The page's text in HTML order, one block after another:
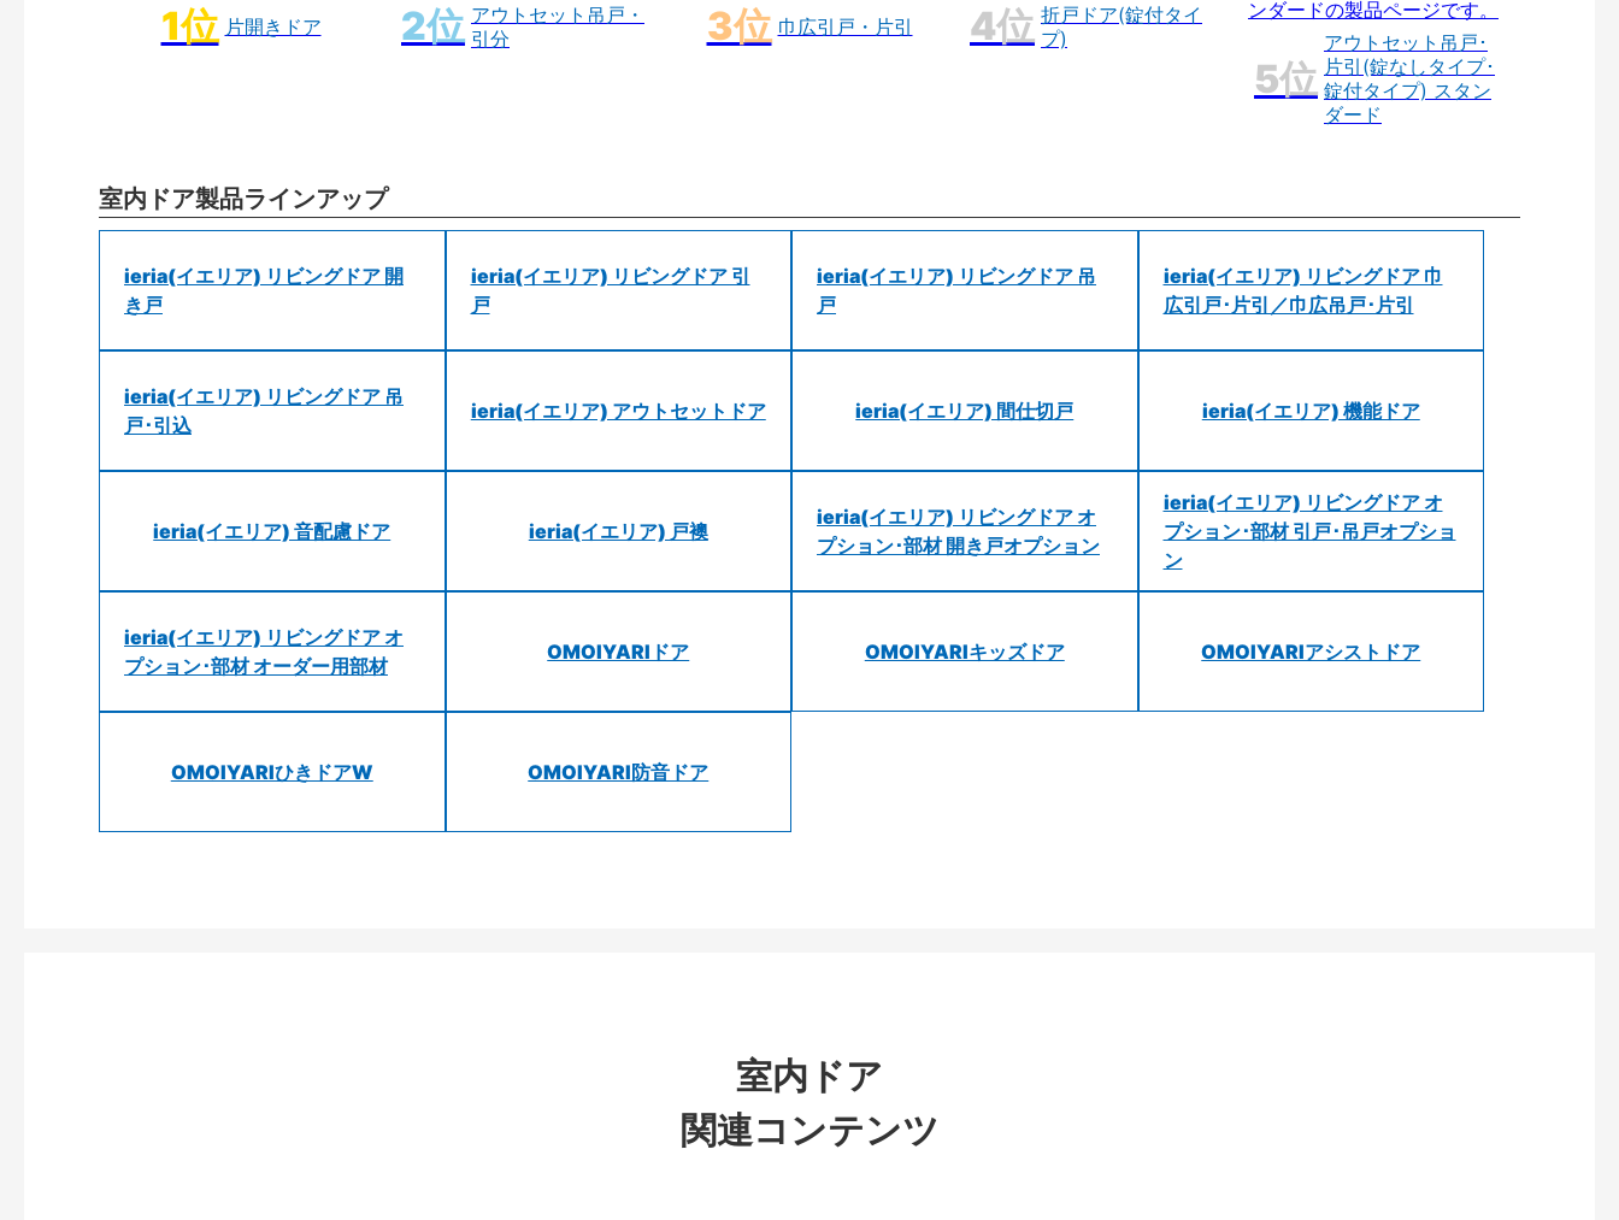
片開きドア
アウトセット吊戸・
引分
巾広引戸・片引
折戸ドア(錠付タイ
プ)
アウトセット吊戸･
片引(錠なしタイプ･
錠付タイプ) スタン
ダード
室内ドア製品ラインアップ
ieria(イエリア) リビングドア 開
き戸
ieria(イエリア) リビングドア 引
戸
ieria(イエリア) リビングドア 吊
戸
ieria(イエリア) リビングドア 巾
広引戸･片引／巾広吊戸･片引
ieria(イエリア) リビングドア 吊
戸･引込
ieria(イエリア) アウトセットドア ieria(イエリア) 間仕切戸 ieria(イエリア) 機能ドア
ieria(イエリア) 音配慮ドア ieria(イエリア) 戸襖
ieria(イエリア) リビングドア オ
プション･部材 開き戸オプション
ieria(イエリア) リビングドア オ
プション･部材 引戸･吊戸オプショ
ン
ieria(イエリア) リビングドア オ
プション･部材 オーダー用部材
OMOIYARIドア OMOIYARIキッズドア OMOIYARIアシストドア
OMOIYARIひきドアW OMOIYARI防音ドア
室内ドア
関連コンテンツ